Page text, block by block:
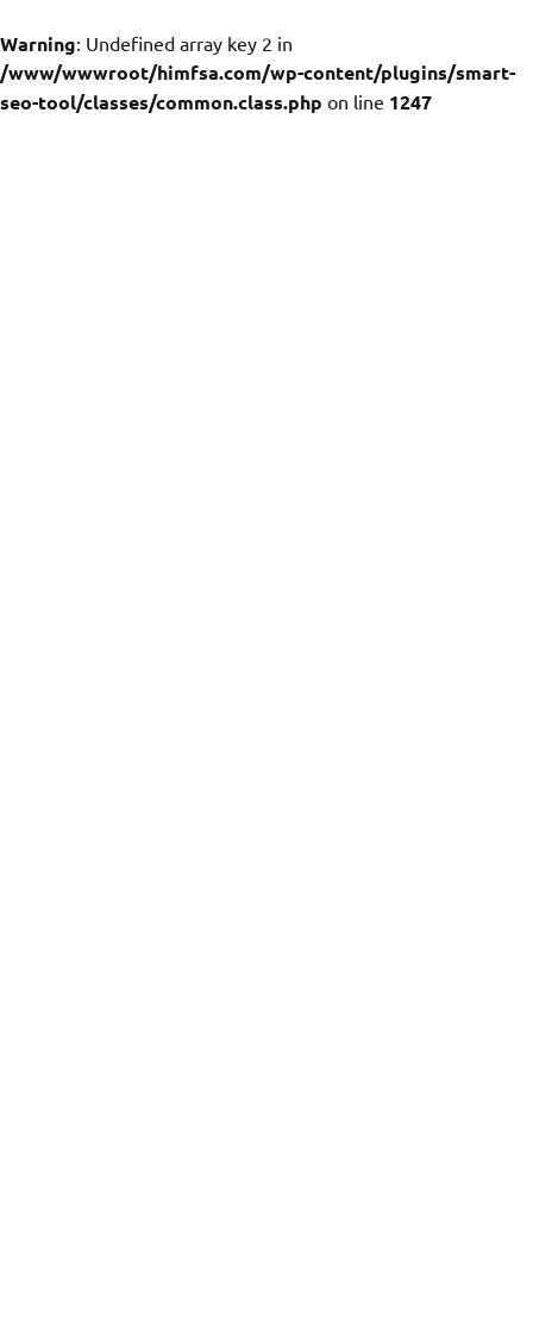
Warning: Undefined array key 2 in
/www/wwwroot/himfsa.com/wp-content/plugins/smart-
seo-tool/classes/common.class.php on line 1247